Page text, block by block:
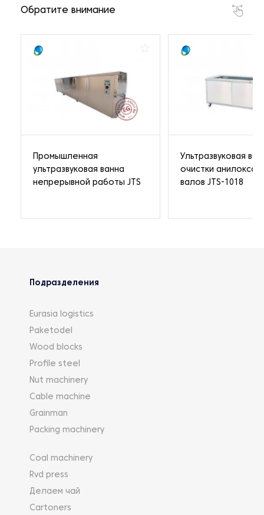
Обратите внимание
Промышленная
ультразвуковая ванна
непрерывной работы JTS
Ультразвуковая
очистки
валов JTS-1018
Подразделения
Eurasia logistics
Paketodel
Wood blocks
Profile steel
Nut machinery
Cable machine
Grainman
Packing machinery
Coal machinery
Rvd press
Делаем чай
Cartoners